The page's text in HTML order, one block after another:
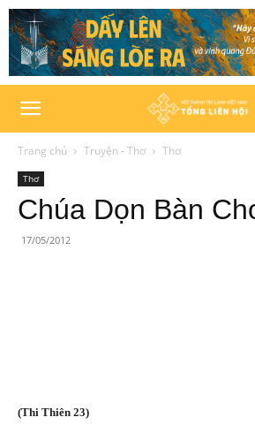
Trang chủ Truyện - Thơ Thơ
Thơ
Chúa Dọn Bàn
17/05/2012
(Thi Thiên 23)